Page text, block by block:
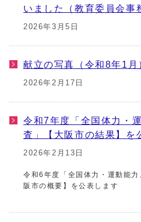
いました（教育委員会事
2026年3月5日
献立の写真（令和8年1月
2026年2月17日
令和7年度「全国体力・
査」【大阪市の結果】を
2026年2月13日
令和6年度「全国体力・運動能
阪市の概要】を公表します